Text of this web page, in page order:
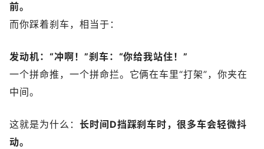
前。
而你踩着刹车，相当于：
发动机：“冲啊！”刹车：“你给我站住！”
一个拼命推，一个拼命拦。它俩在车里“打架”，你夹在
中间。
这就是为什么： 长时间D挡踩刹车时，很多车会轻微抖
动。